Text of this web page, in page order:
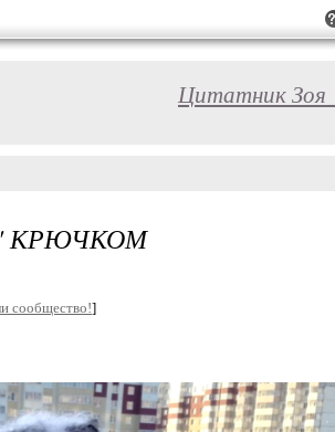
Цитатник
КРЮЧКОМ
сообщество!]